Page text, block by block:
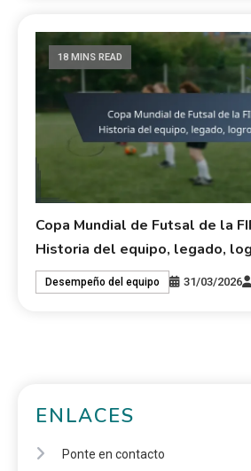
18 MINS READ
Copa Mundial de Futsal de la
Historia del equipo, legado,
Desempeño del equipo 31/03/2026
ENLACES
Ponte en contacto